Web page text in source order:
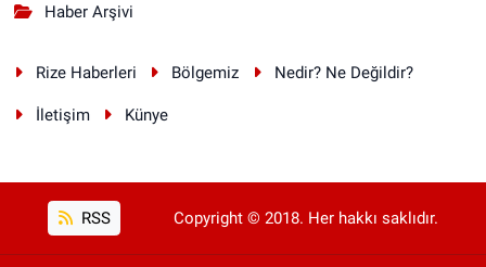
Haber Arşivi
Rize Haberleri Bölgemiz Nedir? Ne Değildir?
İletişim Künye
RSS Copyright © 2018. Her hakkı saklıdır.